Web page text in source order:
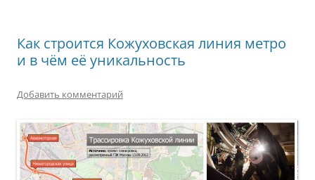
Как строится Кожуховская линия метро
и в чём её уникальность
Добавить комментарий